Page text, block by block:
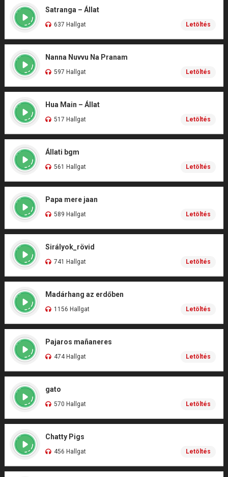
Satranga – Állat
637 Hallgat Letöltés
Nanna Nuvvu Na Pranam
597 Hallgat Letöltés
Hua Main – Állat
517 Hallgat Letöltés
Állati bgm
561 Hallgat Letöltés
Papa mere jaan
589 Hallgat Letöltés
Sirályok_rövid
741 Hallgat Letöltés
Madárhang az erdőben
1156 Hallgat Letöltés
Pajaros mañaneres
474 Hallgat Letöltés
gato
570 Hallgat Letöltés
Chatty Pigs
456 Hallgat Letöltés